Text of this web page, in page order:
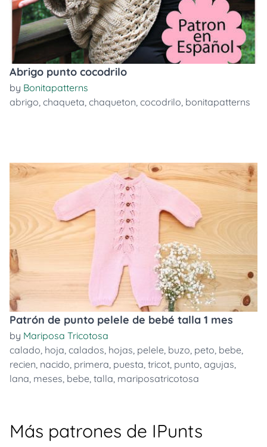
Abrigo punto cocodrilo
by Bonitapatterns
abrigo, chaqueta, chaqueton, cocodrilo, bonitapatterns
Patrón de punto pelele de bebé talla 1 mes
by Mariposa Tricotosa
calado, hoja, calados, hojas, pelele, buzo, peto, bebe,
recien, nacido, primera, puesta, tricot, punto, agujas,
lana, meses, bebe, talla, mariposatricotosa
Más patrones de IPunts